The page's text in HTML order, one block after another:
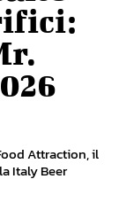
Attraction, il
Italy Beer